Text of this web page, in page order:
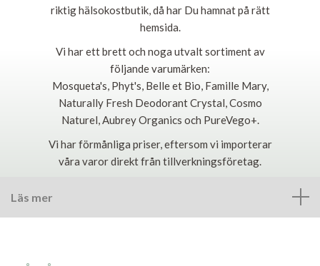
riktig hälsokostbutik, då har Du hamnat på rätt
hemsida.
Vi har ett brett och noga utvalt sortiment av
följande varumärken:
Mosqueta's, Phyt's, Belle et Bio, Famille Mary,
Naturally Fresh Deodorant Crystal, Cosmo
Naturel, Aubrey Organics och PureVego+.
Vi har förmånliga priser, eftersom vi importerar
våra varor direkt från tillverkningsföretag.
Läs mer